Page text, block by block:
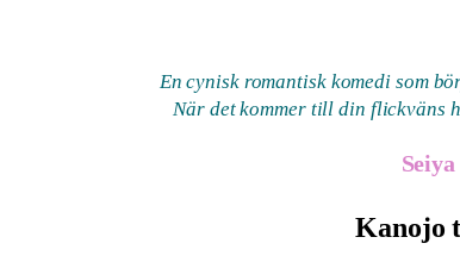
En cynisk romantisk komedi som
När det kommer till din flickväns
Kanojo